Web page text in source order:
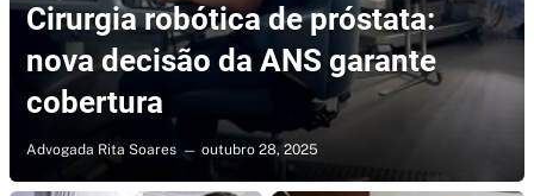
Cirurgia robótica de próstata:
nova decisão da ANS garante
cobertura
Advogada Rita Soares outubro 28, 2025